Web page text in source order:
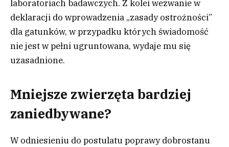
laboratoriach badawczych. Z kolei wezwanie w
deklaracji do wprowadzenia „zasady ostrożności”
dla gatunków, w przypadku których świadomość
nie jest w pełni ugruntowana, wydaje mu się
uzasadnione.
Mniejsze zwierzęta bardziej
zaniedbywane?
W odniesieniu do postulatu poprawy dobrostanu